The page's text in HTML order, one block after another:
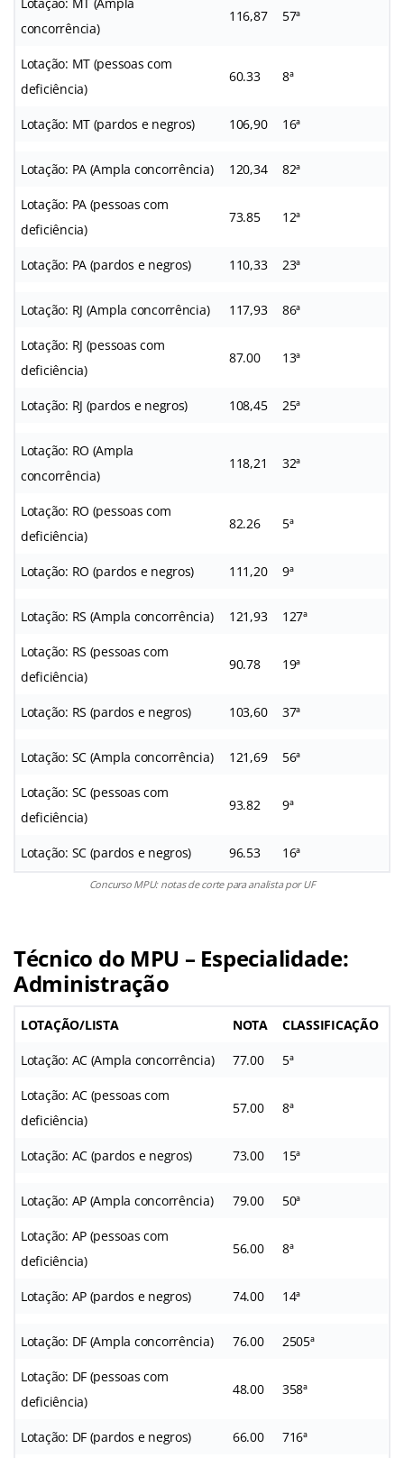
concorrência)
116,87 57ª
Lotação: MT (pessoas com
deficiência)
60.33 8ª
Lotação: MT (pardos e negros) 106,90 16ª
Lotação: PA (Ampla concorrência) 120,34 82ª
Lotação: PA (pessoas com
deficiência)
73.85 12ª
Lotação: PA (pardos e negros) 110,33 23ª
Lotação: RJ (Ampla concorrência) 117,93 86ª
Lotação: RJ (pessoas com
deficiência)
87.00 13ª
Lotação: RJ (pardos e negros) 108,45 25ª
Lotação: RO (Ampla
concorrência)
118,21 32ª
Lotação: RO (pessoas com
deficiência)
82.26 5ª
Lotação: RO (pardos e negros) 111,20 9ª
Lotação: RS (Ampla concorrência) 121,93 127ª
Lotação: RS (pessoas com
deficiência)
90.78 19ª
Lotação: RS (pardos e negros) 103,60 37ª
Lotação: SC (Ampla concorrência) 121,69 56ª
Lotação: SC (pessoas com
deficiência)
93.82 9ª
Lotação: SC (pardos e negros) 96.53 16ª
Concurso MPU: notas de corte para analista por UF
Técnico do MPU – Especialidade:
Administração
LOTAÇÃO/LISTA NOTA CLASSIFICAÇÃO
Lotação: AC (Ampla concorrência) 77.00 5ª
Lotação: AC (pessoas com
deficiência)
57.00 8ª
Lotação: AC (pardos e negros) 73.00 15ª
Lotação: AP (Ampla concorrência) 79.00 50ª
Lotação: AP (pessoas com
deficiência)
56.00 8ª
Lotação: AP (pardos e negros) 74.00 14ª
Lotação: DF (Ampla concorrência) 76.00 2505ª
Lotação: DF (pessoas com
deficiência)
48.00 358ª
Lotação: DF (pardos e negros) 66.00 716ª